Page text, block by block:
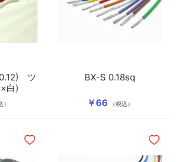
）
ツ
白)
￥66 （税込）
BX-S 0.18sq
ほしいものリストに追加 ほしい